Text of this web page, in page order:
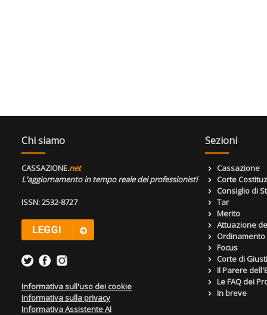
Chi siamo
CASSAZIONE.net
L'aggiornamento in tempo reale dei professionisti
ISSN: 2532-8727
Informativa sull'uso dei cookie
Informativa sulla privacy
Informativa Assistente AI
Sezioni
Cassazione
Corte
Consiglio di
Tar
Merito
Attuazione
Focus
Corte di
Il Parere
Le FAQ dei
In breve